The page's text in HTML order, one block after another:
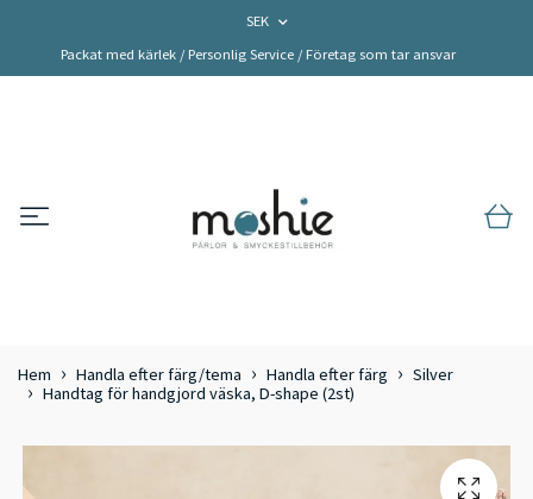
SEK
Packat med kärlek / Personlig Service / Företag som tar ansvar
Hem Handla efter färg/tema Handla efter färg
Silver
Handtag för handgjord väska, D-shape (2st)